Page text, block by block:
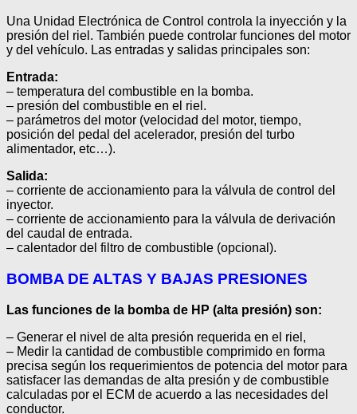
Una Unidad Electrónica de Control controla la inyección y la
presión del riel. También puede controlar funciones del motor
y del vehículo. Las entradas y salidas principales son:
Entrada:
– temperatura del combustible en la bomba.
– presión del combustible en el riel.
– parámetros del motor (velocidad del motor, tiempo,
posición del pedal del acelerador, presión del turbo
alimentador, etc…).
Salida:
– corriente de accionamiento para la válvula de control del
inyector.
– corriente de accionamiento para la válvula de derivación
del caudal de entrada.
– calentador del filtro de combustible (opcional).
BOMBA DE ALTAS Y BAJAS PRESIONES
Las funciones de la bomba de HP (alta presión) son:
– Generar el nivel de alta presión requerida en el riel,
– Medir la cantidad de combustible comprimido en forma
precisa según los requerimientos de potencia del motor para
satisfacer las demandas de alta presión y de combustible
calculadas por el ECM de acuerdo a las necesidades del
conductor.